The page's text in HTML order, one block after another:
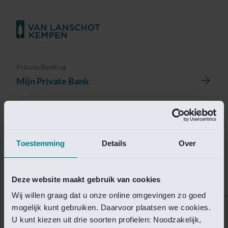
Toestemming Details Over
Deze website maakt gebruik van cookies
Wij willen graag dat u onze online omgevingen zo goed
mogelijk kunt gebruiken. Daarvoor plaatsen we cookies.
U kunt kiezen uit drie soorten profielen: Noodzakelijk,
Private Banking
Mijn Private Bank
Helaas is deze pagina